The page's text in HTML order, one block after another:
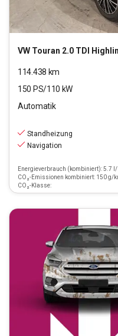
VW Touran 2.0 TDI
114.438 km
150 PS/110 kW
Automatik
Standheizung
Navigation
Energieverbrauch (kombiniert): 5.7
CO₂-Emissionen kombiniert: 150 g/
CO₂-Klasse: